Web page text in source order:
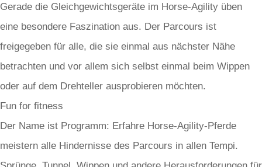
Gerade die Gleichgewichtsgeräte im Horse-Agility üben
eine besondere Faszination aus. Der Parcours ist
freigegeben für alle, die sie einmal aus nächster Nähe
betrachten und vor allem sich selbst einmal beim Wippen
oder auf dem Drehteller ausprobieren möchten.
Fun for fitness
Der Name ist Programm: Erfahre Horse-Agility-Pferde
meistern alle Hindernisse des Parcours in allen Tempi.